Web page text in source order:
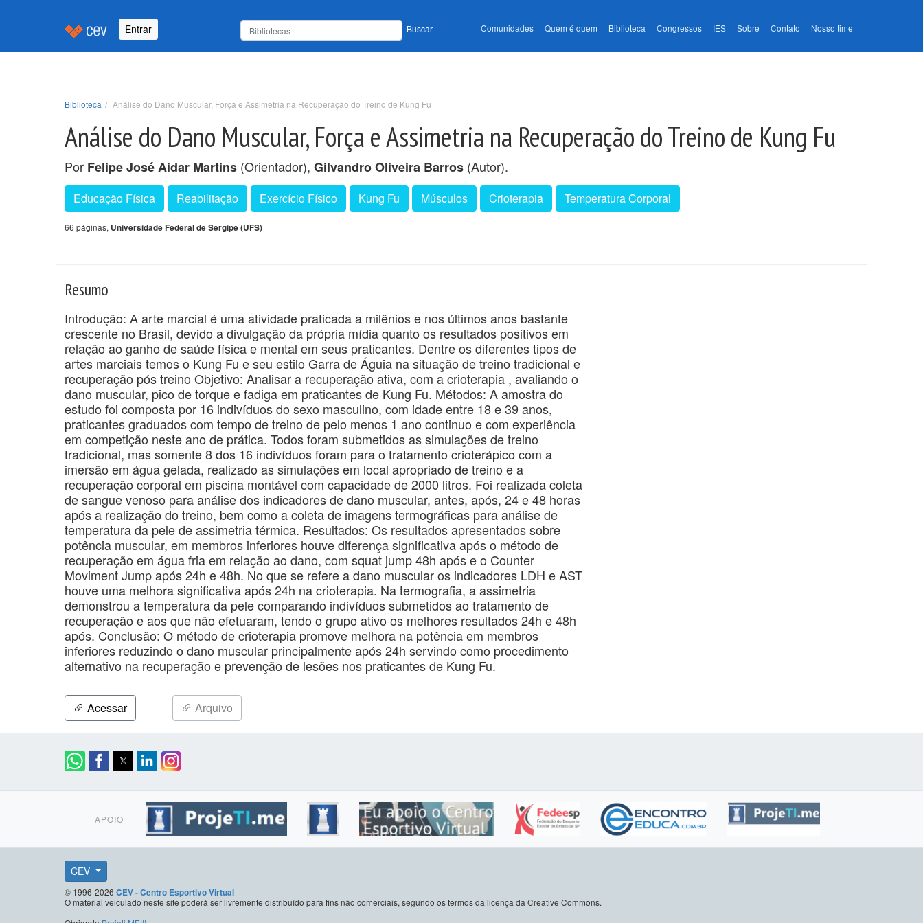
Entrar Buscar Comunidades Quem é quem Biblioteca Congressos IES Sobre Contato Nosso time
Biblioteca Análise do Dano Muscular, Força e Assimetria na Recuperação do Treino de Kung Fu
Análise do Dano Muscular, Força e Assimetria na Recuperação do Treino de Kung Fu
Por Felipe José Aidar Martins (Orientador), Gilvandro Oliveira Barros (Autor).
Educação Física Reabilitação Exercício Físico Kung Fu Músculos Crioterapia Temperatura Corporal
66 páginas, Universidade Federal de Sergipe (UFS)
Resumo
Introdução: A arte marcial é uma atividade praticada a milênios e nos últimos anos bastante
crescente no Brasil, devido a divulgação da própria mídia quanto os resultados positivos em
relação ao ganho de saúde física e mental em seus praticantes. Dentre os diferentes tipos de
artes marciais temos o Kung Fu e seu estilo Garra de Águia na situação de treino tradicional e
recuperação pós treino Objetivo: Analisar a recuperação ativa, com a crioterapia , avaliando o
dano muscular, pico de torque e fadiga em praticantes de Kung Fu. Métodos: A amostra do
estudo foi composta por 16 indivíduos do sexo masculino, com idade entre 18 e 39 anos,
praticantes graduados com tempo de treino de pelo menos 1 ano continuo e com experiência
em competição neste ano de prática. Todos foram submetidos as simulações de treino
tradicional, mas somente 8 dos 16 indivíduos foram para o tratamento crioterápico com a
imersão em água gelada, realizado as simulações em local apropriado de treino e a
recuperação corporal em piscina montável com capacidade de 2000 litros. Foi realizada coleta
de sangue venoso para análise dos indicadores de dano muscular, antes, após, 24 e 48 horas
após a realização do treino, bem como a coleta de imagens termográficas para análise de
temperatura da pele de assimetria térmica. Resultados: Os resultados apresentados sobre
potência muscular, em membros inferiores houve diferença significativa após o método de
recuperação em água fria em relação ao dano, com squat jump 48h após e o Counter
Moviment Jump após 24h e 48h. No que se refere a dano muscular os indicadores LDH e AST
houve uma melhora significativa após 24h na crioterapia. Na termografia, a assimetria
demonstrou a temperatura da pele comparando indivíduos submetidos ao tratamento de
recuperação e aos que não efetuaram, tendo o grupo ativo os melhores resultados 24h e 48h
após. Conclusão: O método de crioterapia promove melhora na potência em membros
inferiores reduzindo o dano muscular principalmente após 24h servindo como procedimento
alternativo na recuperação e prevenção de lesões nos praticantes de Kung Fu.
Acessar Arquivo
APOIO
CEV
© 1996-2026 CEV - Centro Esportivo Virtual
O material veiculado neste site poderá ser livremente distribuído para fins não comerciais, segundo os termos da licença da Creative Commons.